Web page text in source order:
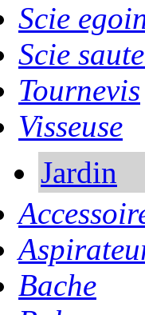
Scie
Scie
Tournevis
Visseuse
Jardin
Bache